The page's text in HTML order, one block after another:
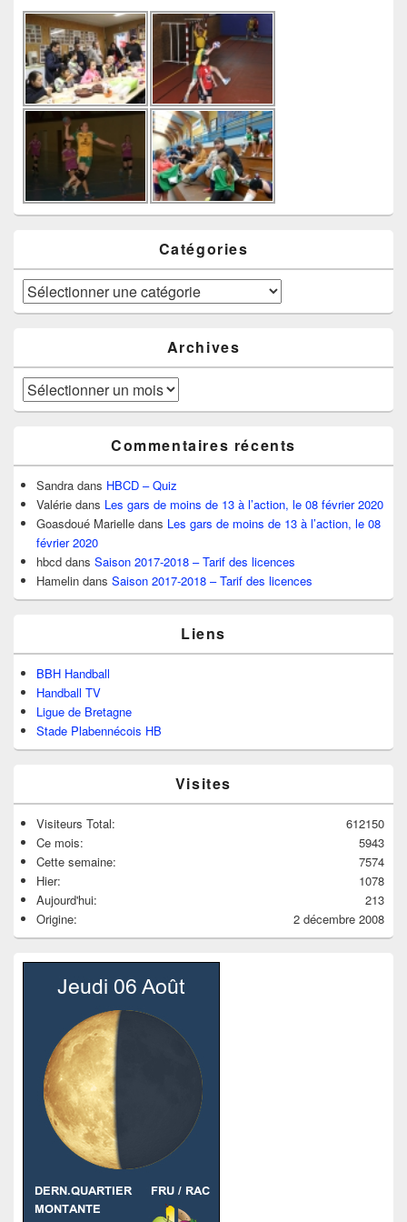
Catégories
Catégories
Archives
Archives
Commentaires récents
Sandra dans HBCD – Quiz
Valérie dans Les gars de moins de 13 à l’action, le 08 février 2020
Goasdoué Marielle dans Les gars de moins de 13 à l’action, le 08
février 2020
hbcd dans Saison 2017-2018 – Tarif des licences
Hamelin dans Saison 2017-2018 – Tarif des licences
Liens
BBH Handball
Handball TV
Ligue de Bretagne
Stade Plabennécois HB
Visites
612150
Visiteurs Total:
5943
Ce mois:
7574
Cette semaine:
1078
Hier:
213
Aujourd'hui:
2 décembre 2008
Origine: